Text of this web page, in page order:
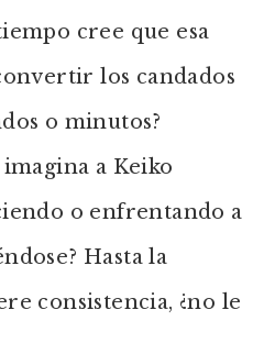
cree que esa
los candados
o minutos?
a Keiko
o enfrentando a
Hasta la
consistencia, ¿no le